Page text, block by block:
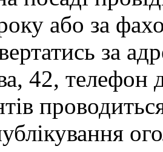
або за
за
42, телефон